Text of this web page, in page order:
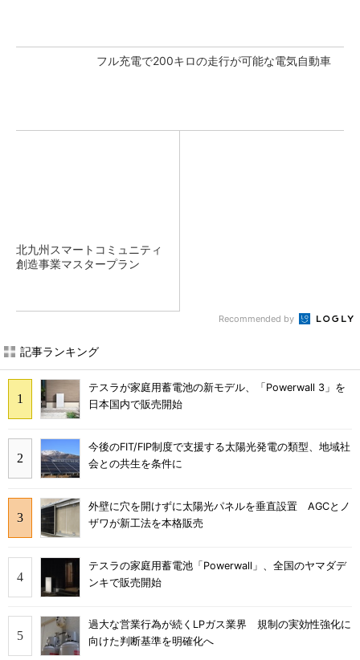
フル充電で200キロの走行が可能な電気自動車
北九州スマートコミュニティ
創造事業マスタープラン
Recommended by
記事ランキング
テスラが家庭用蓄電池の新モデル、「Powerwall 3」を
日本国内で販売開始
今後のFIT/FIP制度で支援する太陽光発電の類型、地域社
会との共生を条件に
外壁に穴を開けずに太陽光パネルを垂直設置 AGCとノ
ザワが新工法を本格販売
テスラの家庭用蓄電池「Powerwall」、全国のヤマダデ
ンキで販売開始
過大な営業行為が続くLPガス業界 規制の実効性強化に
向けた判断基準を明確化へ